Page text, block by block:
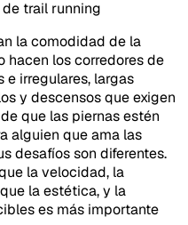
trail running
la comodidad de la
hacen los corredores de
e irregulares, largas
y descensos que exigen
que las piernas estén
alguien que ama las
desafíos son diferentes.
la velocidad, la
la estética, y la
es más importante